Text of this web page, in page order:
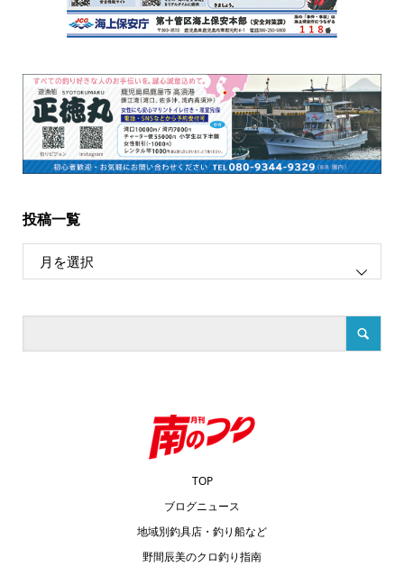
投稿一覧
TOP
ブログニュース
地域別釣具店・釣り船など
野間辰美のクロ釣り指南